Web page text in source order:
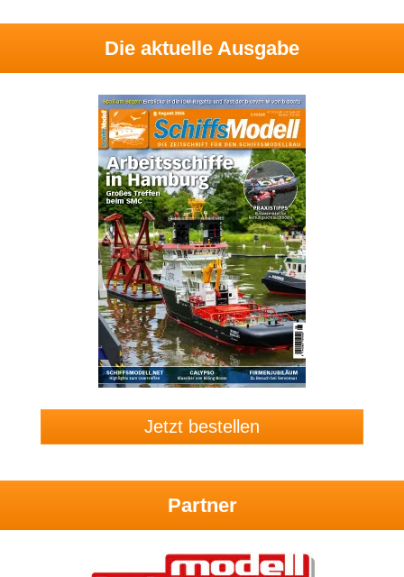
Die aktuelle Ausgabe
Jetzt bestellen
Partner